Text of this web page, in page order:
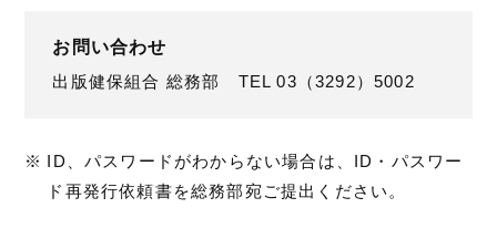
お問い合わせ
出版健保組合 総務部 TEL 03（3292）5002
ID、パスワードがわからない場合は、ID・パスワー
ド再発行依頼書を総務部宛ご提出ください。